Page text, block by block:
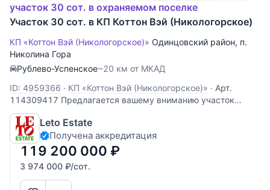
участок 30 сот. в охраняемом поселке
Участок 30 сот. в КП Коттон Вэй (Никологорское)
КП «Коттон Вэй (Никологорское)» Одинцовский район, п.
Николина Гора
Рублево-Успенское~20 км от МКАД
ID: 4959366 · КП «Коттон Вэй (Никологорское)» · Арт.
114309417 Предлагается вашему вниманию участок
площадью 30 соток в охраняемом коттеджном поселке
Никологорский (Коттон Вей), расположенном в 24 км от
МКАД по Рублево-Успенскому шоссе. Участок правильной
формы, ровный. По периметру растут
Leto Estate
Получена аккредитация
119 200 000 ₽
3 974 000 ₽/сот.